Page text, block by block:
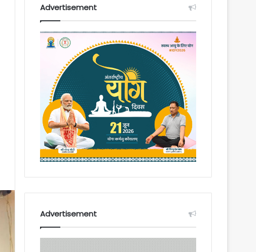
Advertisement
Advertisement